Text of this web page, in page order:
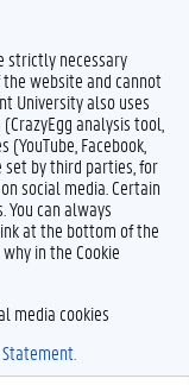
strictly necessary
website and cannot
University also uses
analysis tool,
Facebook,
set by third parties, for
social media. Certain
You can always
at the bottom of the
in the Cookie
media cookies